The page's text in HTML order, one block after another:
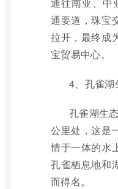
通要道，珠宝
拉开，最终成
宝贸易中心。
4、孔雀湖
孔雀湖生
公里处，这是
情于一体的水
孔雀栖息地和
而得名。